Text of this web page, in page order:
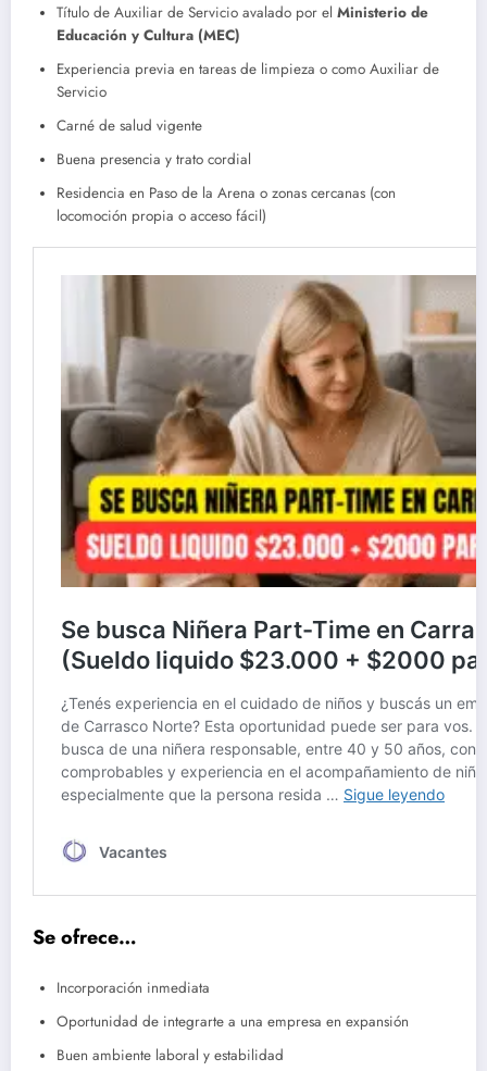
Título de Auxiliar de Servicio avalado por el Ministerio de
Educación y Cultura (MEC)
Experiencia previa en tareas de limpieza o como Auxiliar de
Servicio
Carné de salud vigente
Buena presencia y trato cordial
Residencia en Paso de la Arena o zonas cercanas (con
locomoción propia o acceso fácil)
Se ofrece…
Incorporación inmediata
Oportunidad de integrarte a una empresa en expansión
Buen ambiente laboral y estabilidad